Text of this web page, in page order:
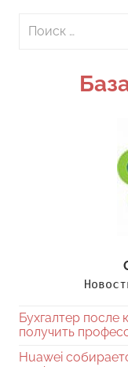
Поиск
Бухгалтер после
получить
Huawei